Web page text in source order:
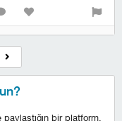
bir platform,